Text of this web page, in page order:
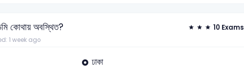
কোথায় অবস্থিত? 10 Exams
1 week ago
ঢাকা